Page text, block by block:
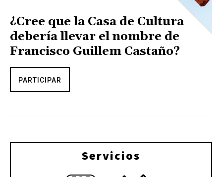
¿Cree que la Casa de Cultura
debería llevar el nombre de
Francisco Guillem Castaño?
PARTICIPAR
Servicios